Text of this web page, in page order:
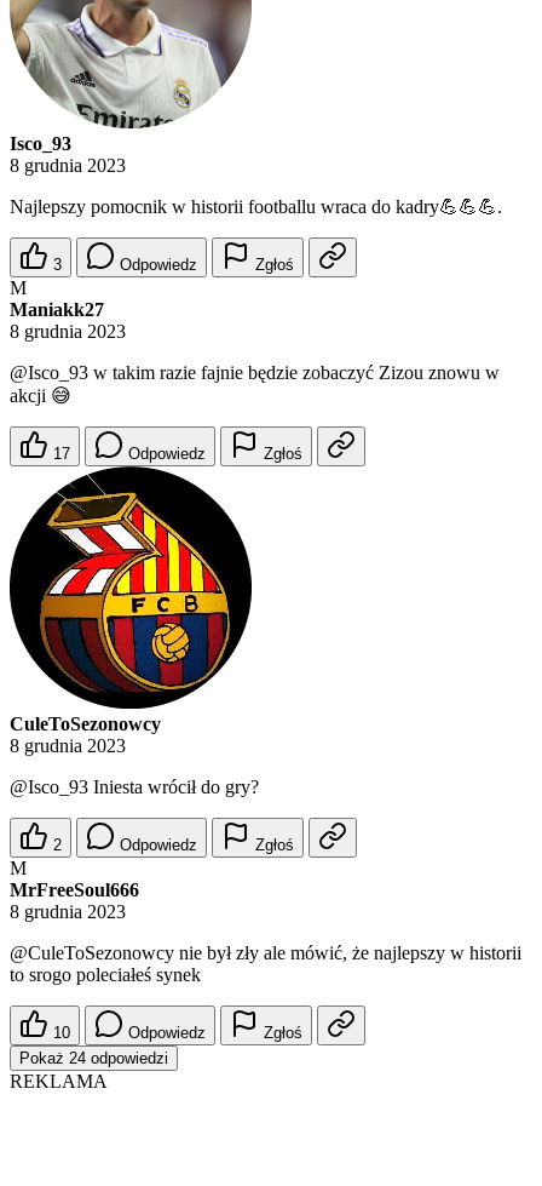
Isco_93
8 grudnia 2023
Najlepszy pomocnik w historii footballu wraca do kadry💪💪💪.
3 Odpowiedz Zgłoś
M
Maniakk27
8 grudnia 2023
@Isco_93 w takim razie fajnie będzie zobaczyć Zizou znowu w
akcji 😅
17 Odpowiedz Zgłoś
CuleToSezonowcy
8 grudnia 2023
@Isco_93 Iniesta wrócił do gry?
2 Odpowiedz Zgłoś
M
MrFreeSoul666
8 grudnia 2023
@CuleToSezonowcy nie był zły ale mówić, że najlepszy w historii
to srogo poleciałeś synek
10 Odpowiedz
Zgłoś
Pokaż 24 odpowiedzi
REKLAMA